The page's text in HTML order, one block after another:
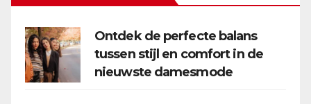
Ontdek de perfecte balans
tussen stijl en comfort in de
nieuwste damesmode